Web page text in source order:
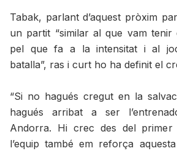
Tabak, parlant d’aquest pròxim
un partit “similar al que vam tenir
pel que fa a la intensitat i al
batalla”, ras i curt ho ha definit el
“Si no hagués cregut en la
hagués arribat a ser
Andorra. Hi crec des del
l’equip també em reforça